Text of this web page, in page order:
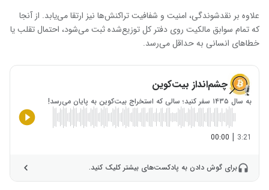
علاوه بر نقدشوندگی، امنیت و شفافیت تراکنش‌ها نیز ارتقا می‌یابد. از آنجا
که تمام سوابق مالکیت روی دفتر کل توزیع‌شده ثبت می‌شود، احتمال تقلب یا
خطاهای انسانی به حداقل می‌رسد.
چشم‌انداز بیت‌کوین
به سال ۱۴۳۵ سفر کنید؛ سالی که استخراج بیت‌کوین به پایان می‌رسد!
3:21
|
00:00
برای گوش دادن به پادکست‌های بیشتر کلیک کنید.